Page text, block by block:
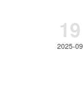
19
2025-09